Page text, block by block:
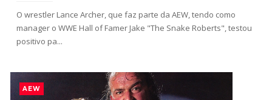
O wrestler Lance Archer, que faz parte da AEW, tendo como
manager o WWE Hall of Famer Jake "The Snake Roberts", testou
positivo pa...
AEW